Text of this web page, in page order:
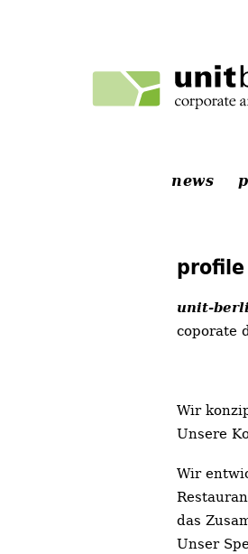
news
profile
unit-
coporate
Wir
Unsere
Wir
das
Unser